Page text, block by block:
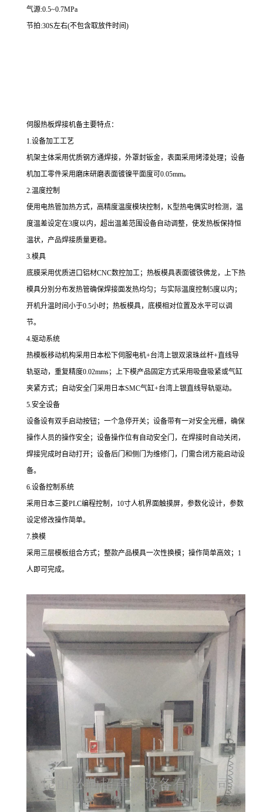
气源:0.5~0.7MPa
节拍:30S左右(不包含取放件时间)
伺服热板焊接机备主要特点：
1.设备加工工艺
机架主体采用优质钢方通焊接，外罩封钣金，表面采用烤漆处理；设备
机加工零件采用磨床研磨表面镀镍平面度可0.05mm。
2.温度控制
使用电热管加热方式，高精度温度模块控制，K型热电偶实时检测，温
度温差设定在3度以内，超出温差范围设备自动调整，使发热板保持恒
温状，产品焊接质量更稳。
3.模具
底膜采用优质进口铝材CNC数控加工；热板模具表面镀铁佛龙，上下热
模具分別分布发热管确保焊接面发热均匀；与实际温度控制5度以内；
开机升温时间小于0.5小时；热板模具，底模相对位置及水平可以调
节。
4.驱动系统
热模板移动机构采用日本松下伺服电机+台湾上银双滚珠丝杆+直线导
轨驱动，重复精度0.02mms；上下模产品固定方式采用吸盘吸紧或气缸
夹紧方式；自动安全门采用日本SMC气缸+台湾上银直线导轨驱动。
5.安全设备
设备设有双手启动按钮；一个急停开关；设备带有一对安全光栅，确保
操作人员的操作安全；设备操作位有自动安全门，在焊接时自动关闭，
焊接完成时自动打开；设备后门和侧门为维修门，门需合闭方能启动设
备。
6.设备控制系统
采用日本三菱PLC编程控制，10寸人机界面触摸屏，参数化设计，参数
设定修改操作简单。
7.换模
采用三层模板组合方式；整款产品模具一次性换模；操作简单高效；1
人即可完成。